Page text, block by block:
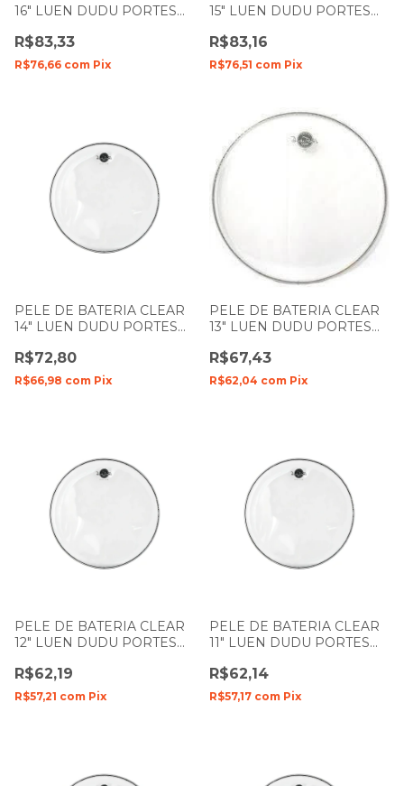
16" LUEN DUDU PORTES
R$83,33
R$76,66 com Pix
15" LUEN DUDU PORTES
R$83,16
R$76,51 com Pix
PELE DE BATERIA CLEAR
14" LUEN DUDU PORTES
R$72,80
R$66,98 com Pix
PELE DE BATERIA CLEAR
13" LUEN DUDU PORTES
R$67,43
R$62,04 com Pix
PELE DE BATERIA CLEAR
12" LUEN DUDU PORTES
R$62,19
R$57,21 com Pix
PELE DE BATERIA CLEAR
11" LUEN DUDU PORTES
R$62,14
R$57,17 com Pix